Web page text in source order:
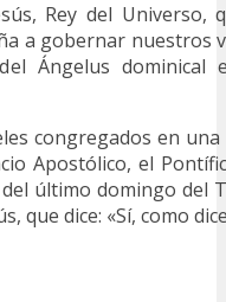
Rey del Universo,
a gobernar nuestros
Ángelus dominical
congregados en una
Apostólico, el
último domingo del
que dice: «Sí, como